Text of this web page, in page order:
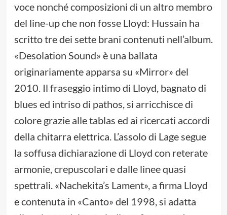
voce nonché composizioni di un altro membro
del line-up che non fosse Lloyd: Hussain ha
scritto tre dei sette brani contenuti nell’album.
«Desolation Sound» è una ballata
originariamente apparsa su «Mirror» del
2010. Il fraseggio intimo di Lloyd, bagnato di
blues ed intriso di pathos, si arricchisce di
colore grazie alle tablas ed ai ricercati accordi
della chitarra elettrica. L’assolo di Lage segue
la soffusa dichiarazione di Lloyd con reterate
armonie, crepuscolari e dalle linee quasi
spettrali. «Nachekita’s Lament», a firma Lloyd
e contenuta in «Canto» del 1998, si adatta